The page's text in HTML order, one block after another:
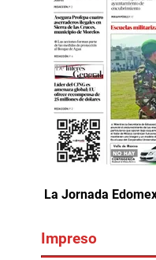
La Jornada
Impreso